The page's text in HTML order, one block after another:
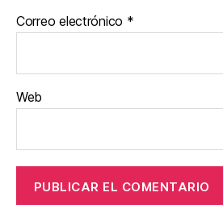
Correo electrónico *
Web